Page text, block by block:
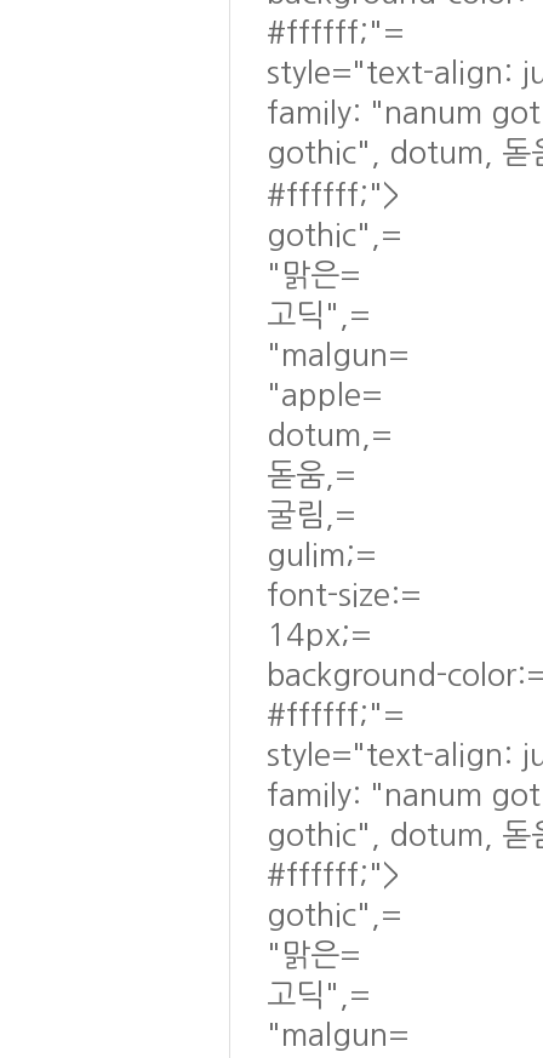
#ffffff;"=
style="text-align:
family: "nanum
gothic", dotum, 돋
#ffffff;">
gothic",=
"맑은=
고딕",=
"malgun=
"apple=
dotum,=
돋움,=
굴림,=
gulim;=
font-size:=
14px;=
background-
#ffffff;"=
style="text-align:
family: "nanum
gothic", dotum, 돋
#ffffff;">
gothic",=
"맑은=
고딕",=
"malgun=